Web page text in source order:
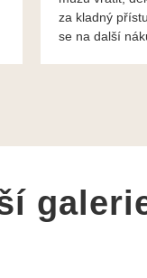
za kladný
se na další